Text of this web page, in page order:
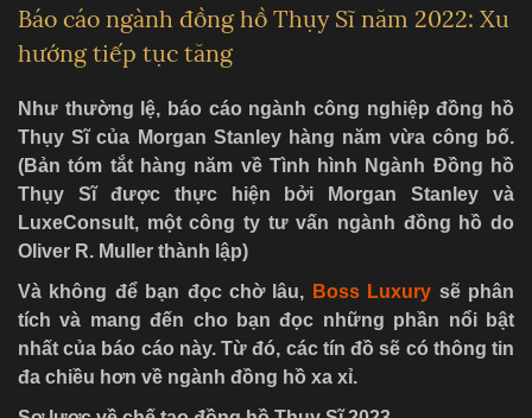
Báo cáo ngành đồng hồ Thụy Sĩ năm 2022: Xu
hướng tiếp tục tăng
Như thường lệ, báo cáo ngành công nghiệp đồng hồ
Thụy Sĩ của Morgan Stanley hàng năm vừa công bố.
(Bản tóm tắt hàng năm về Tình hình Ngành Đồng hồ
Thụy Sĩ được thực hiện bởi Morgan Stanley và
LuxeConsult, một công ty tư vấn ngành đồng hồ do
Oliver R. Muller thành lập)
Và không để bạn đọc chờ lâu, Boss Luxury sẽ phân
tích và mang đến cho bạn đọc những phần nổi bật
nhất của báo cáo này. Từ đó, các tín đồ sẽ có thông tin
đa chiều hơn về ngành đồng hồ xa xỉ.